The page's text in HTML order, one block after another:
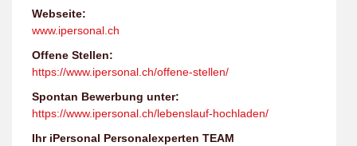
Webseite:
www.ipersonal.ch
Offene Stellen:
https://www.ipersonal.ch/offene-stellen/
Spontan Bewerbung unter:
https://www.ipersonal.ch/lebenslauf-hochladen/
Ihr iPersonal Personalexperten TEAM